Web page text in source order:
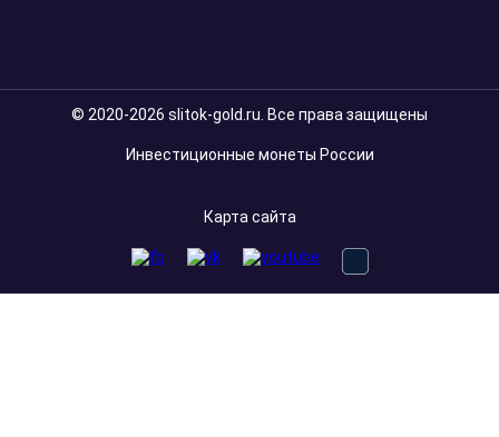
© 2020-2026 slitok-gold.ru. Все права защищены
Инвестиционные монеты России
Карта сайта